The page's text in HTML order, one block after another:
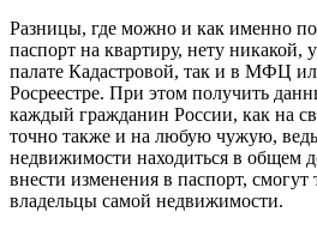
Разницы, где можно и как именно
паспорт на квартиру, нету никакой,
палате Кадастровой, так и в МФЦ
Росреестре. При этом получить
каждый гражданин России, как на
точно также и на любую чужую,
недвижимости находиться в общем
внести изменения в паспорт, смогут
владельцы самой недвижимости.